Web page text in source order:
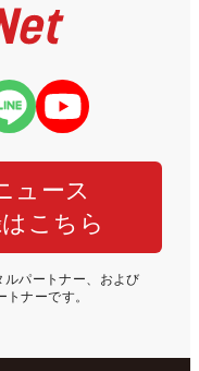
ュース
こちら
パートナー、および
ナーです。